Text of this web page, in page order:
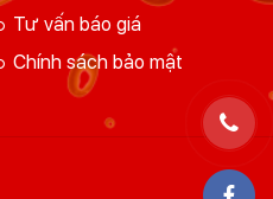
Tư vấn báo giá
Chính sách bảo mật